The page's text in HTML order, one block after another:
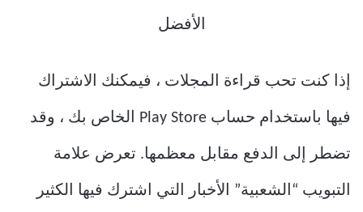
إذا كنت تحب قراءة المجلات ، فيمكنك الاشتراك
فيها باستخدام حساب Play Store الخاص بك ، وقد
تضطر إلى الدفع مقابل معظمها. تعرض علامة
التبويب “الشعبية” الأخبار التي اشترك فيها الكثير